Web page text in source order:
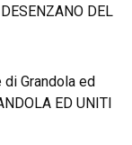
DEL
Grandola ed
ED UNITI